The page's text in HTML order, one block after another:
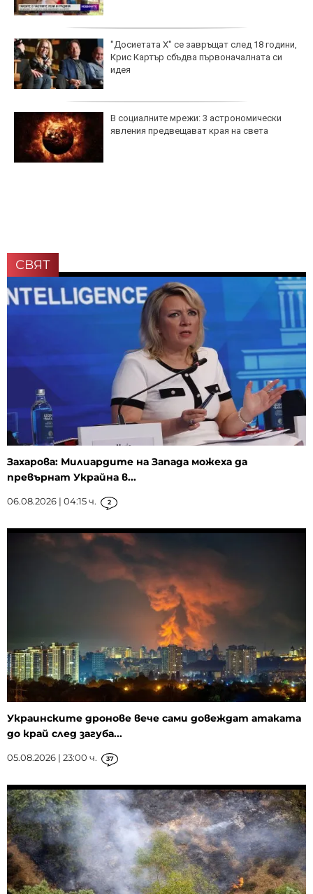
"Досиетата Х" се завръщат след 18 години,
Крис Картър сбъдва първоначалната си
идея
В социалните мрежи: 3 астрономически
явления предвещават края на света
СВЯТ
Захарова: Милиардите на Запада можеха да
превърнат Украйна в...
06.08.2026 | 04:15 ч. 2
Украинските дронове вече сами довеждат атаката
до край след загуба...
05.08.2026 | 23:00 ч. 37